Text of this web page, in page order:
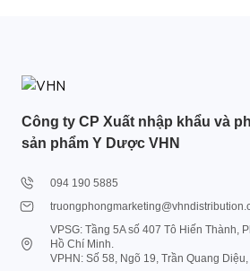
Công ty CP Xuất nhập khẩu và
sản phẩm Y Dược VHN
094 190 5885
VPSG: Tầng 5A số 407 Tô Hiến Thành,
Hồ Chí Minh.
VPHN: Số 58, Ngõ 19, Trần Quang